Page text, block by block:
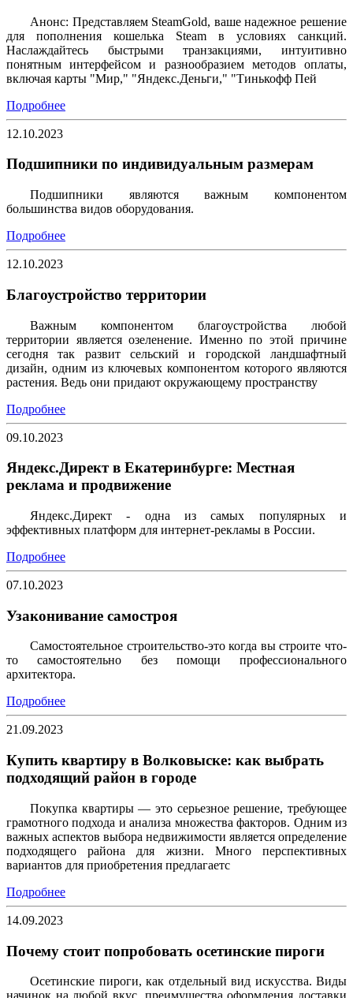
Анонс: Представляем SteamGold, ваше надежное решение
для пополнения кошелька Steam в условиях санкций.
Наслаждайтесь быстрыми транзакциями, интуитивно
понятным интерфейсом и разнообразием методов оплаты,
включая карты "Мир," "Яндекс.Деньги," "Тинькофф Пей
Подробнее
12.10.2023
Подшипники по индивидуальным размерам
Подшипники являются важным компонентом
большинства видов оборудования.
Подробнее
12.10.2023
Благоустройство территории
Важным компонентом благоустройства любой
территории является озеленение. Именно по этой причине
сегодня так развит сельский и городской ландшафтный
дизайн, одним из ключевых компонентом которого являются
растения. Ведь они придают окружающему пространству
Подробнее
09.10.2023
Яндекс.Директ в Екатеринбурге: Местная
реклама и продвижение
Яндекс.Директ - одна из самых популярных и
эффективных платформ для интернет-рекламы в России.
Подробнее
07.10.2023
Узаконивание самостроя
Самостоятельное строительство-это когда вы строите что-
то самостоятельно без помощи профессионального
архитектора.
Подробнее
21.09.2023
Купить квартиру в Волковыске: как выбрать
подходящий район в городе
Покупка квартиры — это серьезное решение, требующее
грамотного подхода и анализа множества факторов. Одним из
важных аспектов выбора недвижимости является определение
подходящего района для жизни. Много перспективных
вариантов для приобретения предлагаетс
Подробнее
14.09.2023
Почему стоит попробовать осетинские пироги
Осетинские пироги, как отдельный вид искусства. Виды